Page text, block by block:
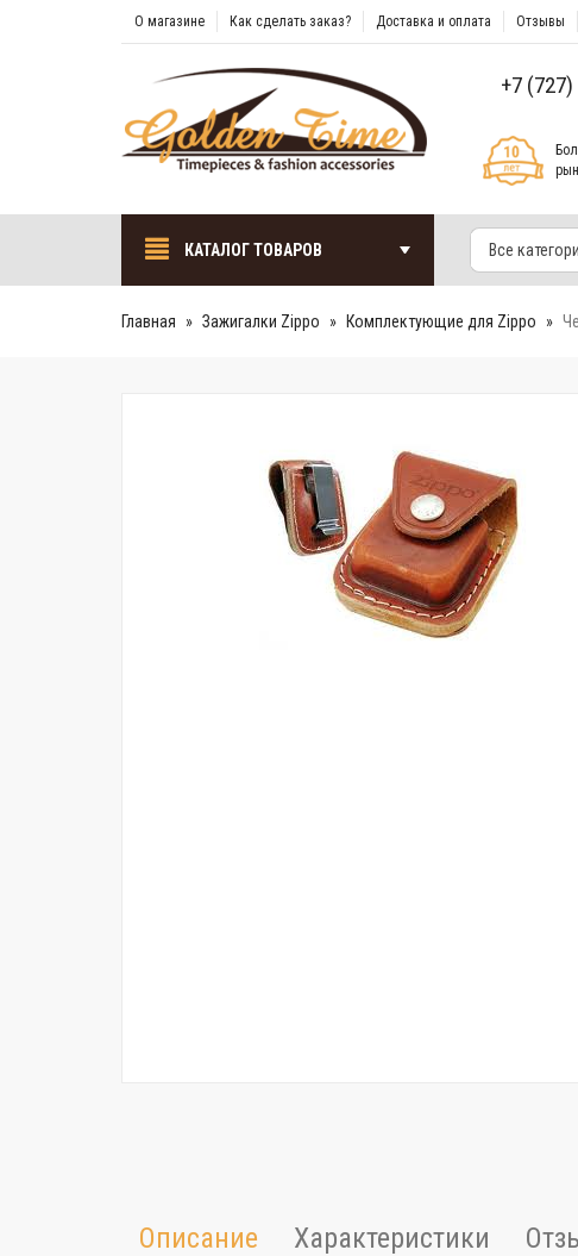
О магазине Как сделать заказ? Доставка и оплата Отзывы
+7
КАТАЛОГ ТОВАРОВ Все
Главная Зажигалки Zippo Комплектующие для Zippo
Описание Характеристики